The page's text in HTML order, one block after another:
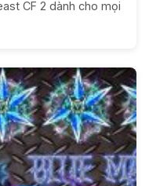
CF 2 dành cho mọi